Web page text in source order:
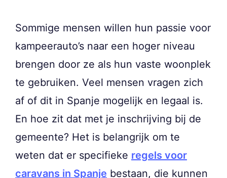
Sommige mensen willen hun passie voor
kampeerauto’s naar een hoger niveau
brengen door ze als hun vaste woonplek
te gebruiken. Veel mensen vragen zich
af of dit in Spanje mogelijk en legaal is.
En hoe zit dat met je inschrijving bij de
gemeente? Het is belangrijk om te
weten dat er specifieke regels voor
caravans in Spanje bestaan, die kunnen